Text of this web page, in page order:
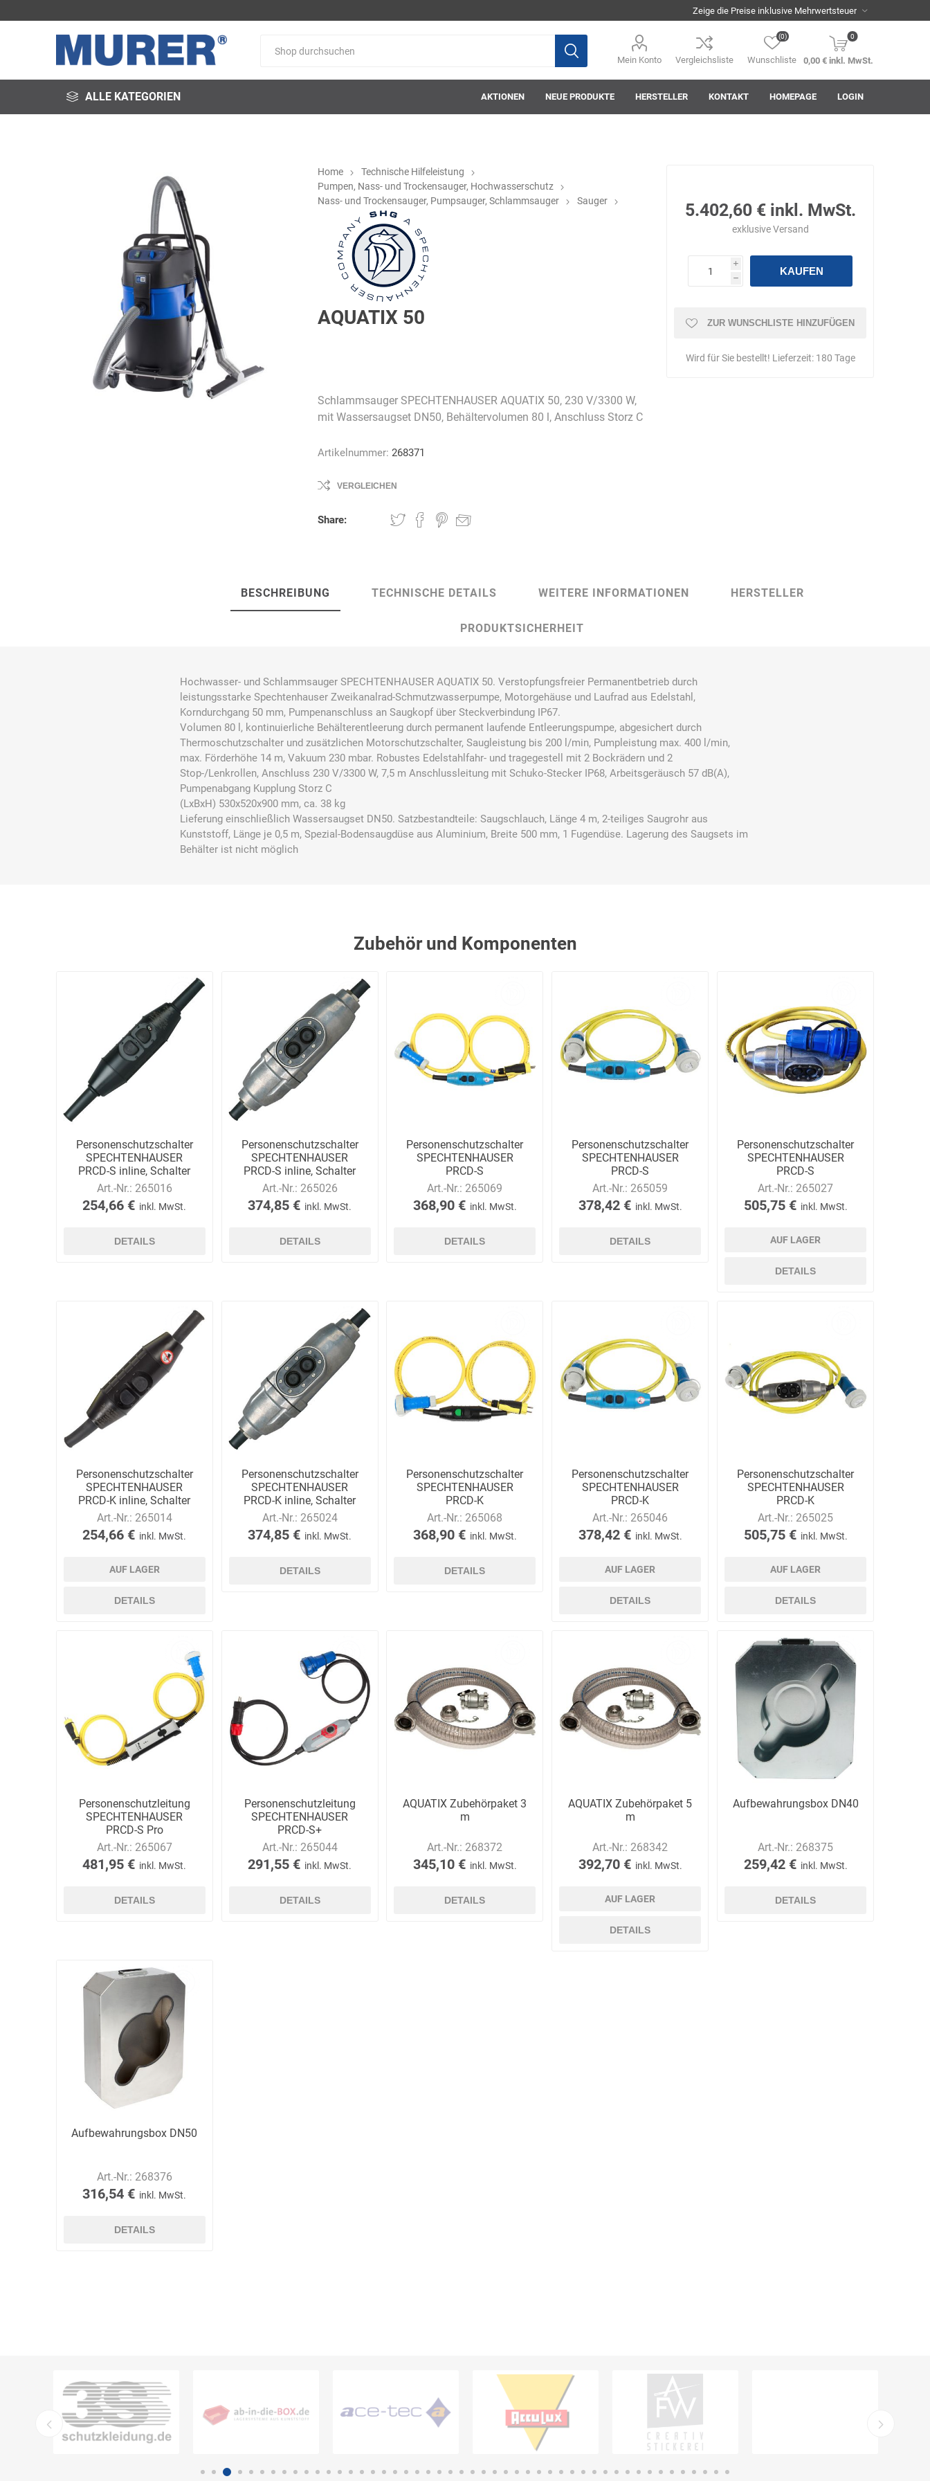
Mein Konto Vergleichsliste Wunschliste
(0) 0
0,00 € inkl. MwSt.
ALLE KATEGORIEN AKTIONEN NEUE PRODUKTE HERSTELLER
3M ab-in-die-box ace-tec Acculux AFW Stickerei AHA! Effekt Akkuplanet Albert Kuhn
Schweißservice
Artur Ziegler
Alfred
Schneider
Armatherm
autoterm AWG Axcom
Bako
Logistiksysteme
Bandelin
Beos
Bockermann Boorberg BOS-Tec BOSCH
BrandschutztechnikBrandschutztechnik
Braucke
Buhl Bunkowski Bussard Büttner camp
Care
Carl Fritz
comazo
Comfort
Medical
contradis
DSB Deutsche
Schlauchboot
E.Pauli
Hinds)
ELECTRO-
MATION
elke Technik Endres Tools ENDRESS®
KONTAKT HOMEPAGE LOGIN
Home
Technische Hilfeleistung
Pumpen, Nass- und Trockensauger, Hochwasserschutz
Nass- und Trockensauger, Pumpsauger, Schlammsauger
Sauger
AQUATIX 50
Schlammsauger SPECHTENHAUSER AQUATIX 50, 230 V/3300 W,
mit Wassersaugset DN50, Behältervolumen 80 l, Anschluss Storz C
Artikelnummer: 268371
VERGLEICHEN
Share:
5.402,60 € inkl. MwSt.
exklusiveVersand
i
h
KAUFEN
ZUR WUNSCHLISTE HINZUFÜGEN
Wird für Sie bestellt! Lieferzeit: 180 Tage
BESCHREIBUNG TECHNISCHE DETAILS WEITERE INFORMATIONEN HERSTELLER
PRODUKTSICHERHEIT
Hochwasser- und Schlammsauger SPECHTENHAUSER AQUATIX 50. Verstopfungsfreier Permanentbetrieb durch
leistungsstarke Spechtenhauser Zweikanalrad-Schmutzwasserpumpe, Motorgehäuse und Laufrad aus Edelstahl,
Korndurchgang 50 mm, Pumpenanschluss an Saugkopf über Steckverbindung IP67.
Volumen 80 l, kontinuierliche Behälterentleerung durch permanent laufende Entleerungspumpe, abgesichert durch
Thermoschutzschalter und zusätzlichen Motorschutzschalter, Saugleistung bis 200 l/min, Pumpleistung max. 400 l/min,
max. Förderhöhe 14 m, Vakuum 230 mbar. Robustes Edelstahlfahr- und tragegestell mit 2 Bockrädern und 2
Stop-/Lenkrollen, Anschluss 230 V/3300 W, 7,5 m Anschlussleitung mit Schuko-Stecker IP68, Arbeitsgeräusch 57 dB(A),
Pumpenabgang Kupplung Storz C
(LxBxH) 530x520x900 mm, ca. 38 kg
Lieferung einschließlich Wassersaugset DN50. Satzbestandteile: Saugschlauch, Länge 4 m, 2-teiliges Saugrohr aus
Kunststoff, Länge je 0,5 m, Spezial-Bodensaugdüse aus Aluminium, Breite 500 mm, 1 Fugendüse. Lagerung des Saugsets im
Behälter ist nicht möglich
Zubehör und Komponenten
Personenschutzschalter
SPECHTENHAUSER
PRCD-S inline, Schalter
IP55, lose
Art.-Nr.: 265016
254,66 € inkl. MwSt.
DETAILS
Personenschutzschalter
SPECHTENHAUSER
PRCD-S inline, Schalter
IP68, lose
Art.-Nr.: 265026
374,85 € inkl. MwSt.
DETAILS
Personenschutzschalter
SPECHTENHAUSER
PRCD-S
zwischensteckbar,
IP55/IP54/IP68
Art.-Nr.: 265069
368,90 € inkl. MwSt.
DETAILS
Personenschutzschalter
SPECHTENHAUSER
PRCD-S
zwischensteckbar,
IP55/IP68
Art.-Nr.: 265059
378,42 € inkl. MwSt.
DETAILS
Personenschutzschalter
SPECHTENHAUSER
PRCD-S
zwischensteckbar, IP68
Art.-Nr.: 265027
505,75 € inkl. MwSt.
AUF LAGER
DETAILS
Personenschutzschalter
SPECHTENHAUSER
PRCD-K inline, Schalter
IP55, lose
Art.-Nr.: 265014
254,66 € inkl. MwSt.
AUF LAGER
DETAILS
Personenschutzschalter
SPECHTENHAUSER
PRCD-K inline, Schalter
IP68, lose
Art.-Nr.: 265024
374,85 € inkl. MwSt.
DETAILS
Personenschutzschalter
SPECHTENHAUSER
PRCD-K
zwischensteckbar,
IP55/IP54/IP68
Art.-Nr.: 265068
368,90 € inkl. MwSt.
DETAILS
Personenschutzschalter
SPECHTENHAUSER
PRCD-K
zwischensteckbar,
IP55/IP68
Art.-Nr.: 265046
378,42 € inkl. MwSt.
AUF LAGER
DETAILS
Personenschutzschalter
SPECHTENHAUSER
PRCD-K
zwischensteckbar, IP68
Art.-Nr.: 265025
505,75 € inkl. MwSt.
AUF LAGER
DETAILS
Personenschutzleitung
SPECHTENHAUSER
PRCD-S Pro
Art.-Nr.: 265067
481,95 € inkl. MwSt.
DETAILS
Personenschutzleitung
SPECHTENHAUSER
PRCD-S+
Art.-Nr.: 265044
291,55 € inkl. MwSt.
DETAILS
AQUATIX Zubehörpaket 3
m
Art.-Nr.: 268372
345,10 € inkl. MwSt.
DETAILS
AQUATIX Zubehörpaket 5
m
Art.-Nr.: 268342
392,70 € inkl. MwSt.
AUF LAGER
DETAILS
Aufbewahrungsbox DN40
Art.-Nr.: 268375
259,42 € inkl. MwSt.
DETAILS
Aufbewahrungsbox DN50
Art.-Nr.: 268376
316,54 € inkl. MwSt.
DETAILS